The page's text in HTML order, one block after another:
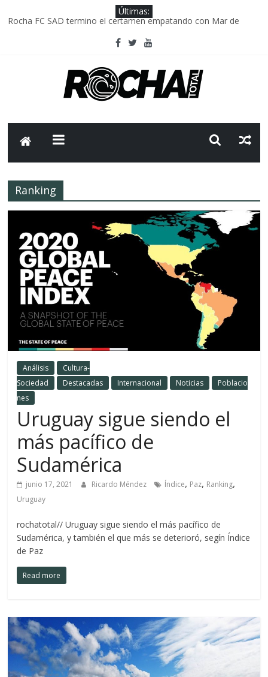
Últimas:
Rocha FC SAD termino el certamen empatando con Mar de
Delegación parlamentaria uruguaya llega a Israel; el Frente
Caso Charles Carrera: la causa que sobrevivió al paso del tiempo
Criminalidad en Uruguay: menos delitos,los homicidios son lo
Ranking
Análisis
Cultura-
Sociedad
Destacadas Internacional Noticias
Poblacio
nes
Uruguay sigue siendo el
más pacífico de
Sudamérica
junio 17, 2021 Ricardo Méndez Índice, Paz, Ranking,
Uruguay
rochatotal// Uruguay sigue siendo el más pacífico de
Sudamérica, y también el que más se deterioró, segín Índice
de Paz
Read more